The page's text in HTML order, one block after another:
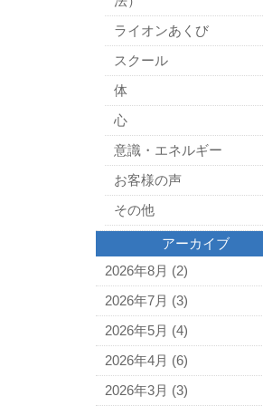
ライオンあくび
スクール
体
心
意識・エネルギー
お客様の声
その他
アーカイブ
2026年8月 (2)
2026年7月 (3)
2026年5月 (4)
2026年4月 (6)
2026年3月 (3)